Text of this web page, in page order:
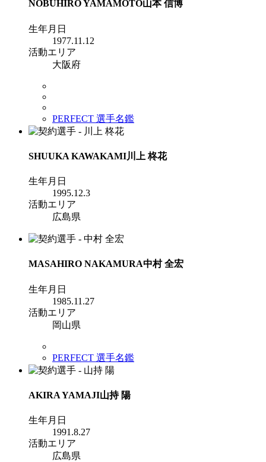
NOBUHIRO YAMAMOTO山本 信博
生年月日
1977.11.12
活動エリア
大阪府
PERFECT 選手名鑑
SHUUKA KAWAKAMI川上 柊花
生年月日
1995.12.3
活動エリア
広島県
MASAHIRO NAKAMURA中村 全宏
生年月日
1985.11.27
活動エリア
岡山県
PERFECT 選手名鑑
AKIRA YAMAJI山持 陽
生年月日
1991.8.27
活動エリア
広島県